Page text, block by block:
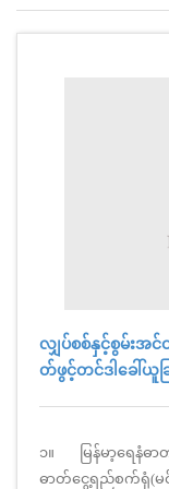
လျှပ်စစ်နှင့်စွမ်းအင်
တ်ဖွင့်တင်ဒါခေါ်ယူခ
၁။ မြန်မာ့ရေနံ
ဓာတ်ငွေ့ရည်စက်ရုံ(မင်